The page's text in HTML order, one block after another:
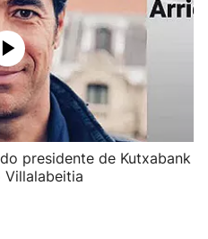
presidente de Kutxabank
Villalabeitia